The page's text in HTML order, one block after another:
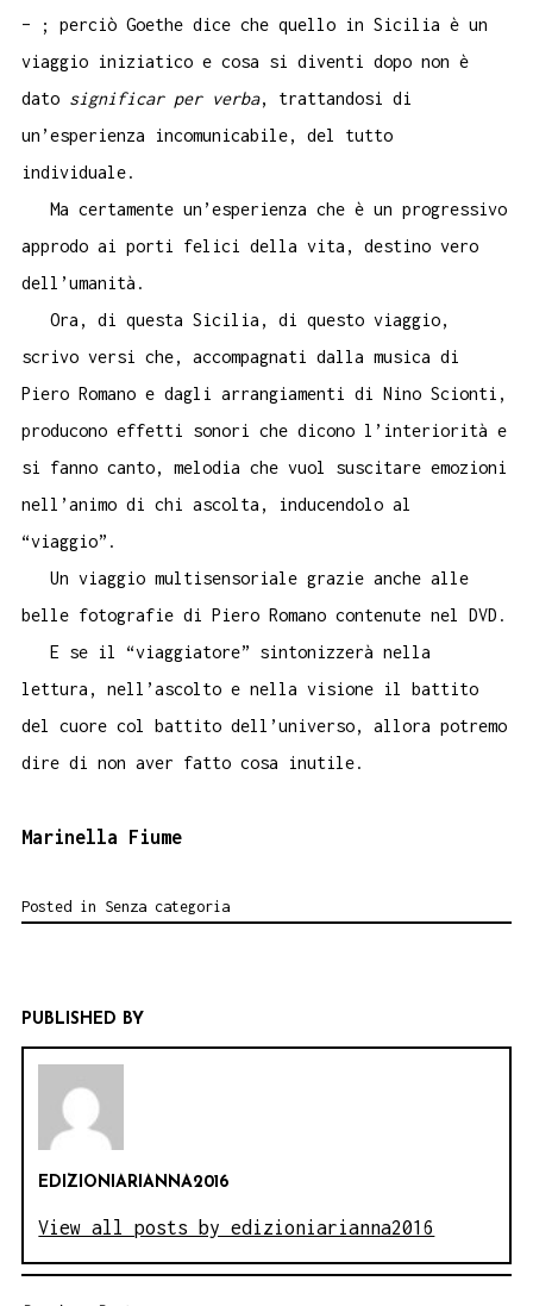
– ; perciò Goethe dice che quello in Sicilia è un
viaggio iniziatico e cosa si diventi dopo non è
dato significar per verba, trattandosi di
un’esperienza incomunicabile, del tutto
individuale.
Ma certamente un’esperienza che è un progressivo
approdo ai porti felici della vita, destino vero
dell’umanità.
Ora, di questa Sicilia, di questo viaggio,
scrivo versi che, accompagnati dalla musica di
Piero Romano e dagli arrangiamenti di Nino Scionti,
producono effetti sonori che dicono l’interiorità e
si fanno canto, melodia che vuol suscitare emozioni
nell’animo di chi ascolta, inducendolo al
“viaggio”.
Un viaggio multisensoriale grazie anche alle
belle fotografie di Piero Romano contenute nel DVD.
E se il “viaggiatore” sintonizzerà nella
lettura, nell’ascolto e nella visione il battito
del cuore col battito dell’universo, allora potremo
dire di non aver fatto cosa inutile.
Marinella Fiume
Posted in Senza categoria
PUBLISHED BY
EDIZIONIARIANNA2016
View all posts by edizioniarianna2016